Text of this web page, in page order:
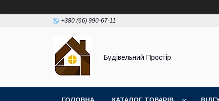
+380 (66) 990-67-11
Будівельний Простір